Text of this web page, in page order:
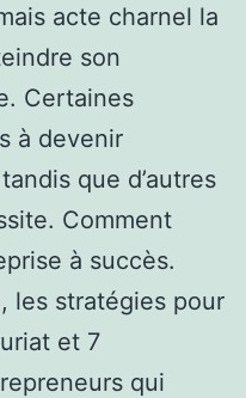
acte charnel la
son
Certaines
à devenir
que d’autres
Comment
à succès.
les stratégies pour
et 7
qui